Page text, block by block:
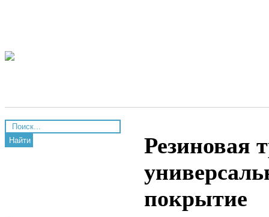
Найти
Резиновая
покрытие